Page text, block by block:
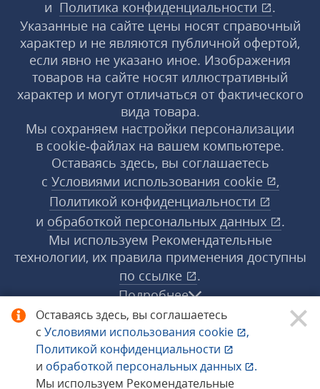
Оставаясь здесь, вы соглашаетесь
с Условиями использования cookie
,
Политикой конфиденциальности
и обработкой персональных данных
.
Мы используем Рекомендательные
и Политика конфиденциальности
.
Указанные на сайте цены носят справочный
характер и не являются публичной офертой,
если явно не указано иное. Изображения
товаров на сайте носят иллюстративный
характер и могут отличаться от фактического
вида товара.
Мы сохраняем настройки персонализации
в cookie‑файлах на вашем компьютере.
Оставаясь здесь, вы соглашаетесь
с Условиями использования cookie
,
Политикой конфиденциальности
и обработкой персональных данных
.
Мы используем Рекомендательные
технологии, их правила применения доступны
по ссылке
.
Подробнее
© 1998−2026 «1С‑Рарус» ®. Все права
защищены.